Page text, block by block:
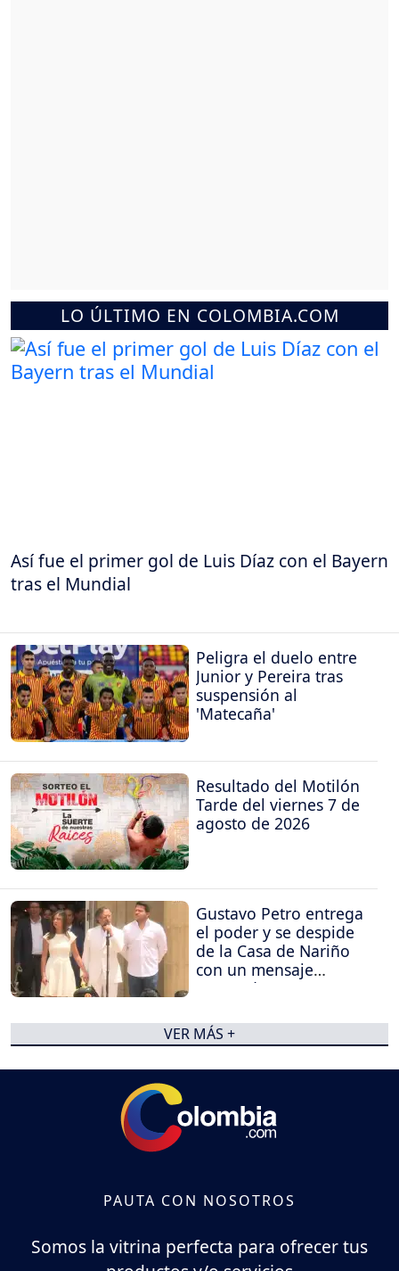
LO ÚLTIMO EN COLOMBIA.COM
Así fue el primer gol de Luis Díaz con el Bayern
tras el Mundial
Peligra el duelo entre
Junior y Pereira tras
suspensión al
'Matecaña'
Resultado del Motilón
Tarde del viernes 7 de
agosto de 2026
Gustavo Petro entrega
el poder y se despide
de la Casa de Nariño
con un mensaje
contundente
VER MÁS +
PAUTA CON NOSOTROS
Somos la vitrina perfecta para ofrecer tus